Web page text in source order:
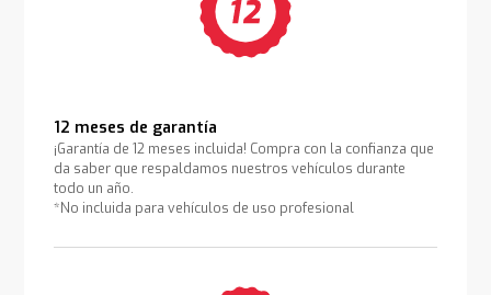
12 meses de garantía
¡Garantía de 12 meses incluida! Compra con la confianza que
da saber que respaldamos nuestros vehículos durante
todo un año.
*No incluida para vehículos de uso profesional